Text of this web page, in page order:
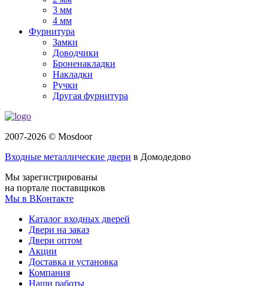
3 мм
4 мм
Фурнитура
Замки
Доводчики
Броненакладки
Накладки
Ручки
Другая фурнитура
2007-2026 © Mosdoor
Входные металлические двери в Домодедово
Мы зарегистрированы
на портале поставщиков
Мы в ВКонтакте
Каталог входных дверей
Двери на заказ
Двери оптом
Акции
Доставка и установка
Компания
Наши работы